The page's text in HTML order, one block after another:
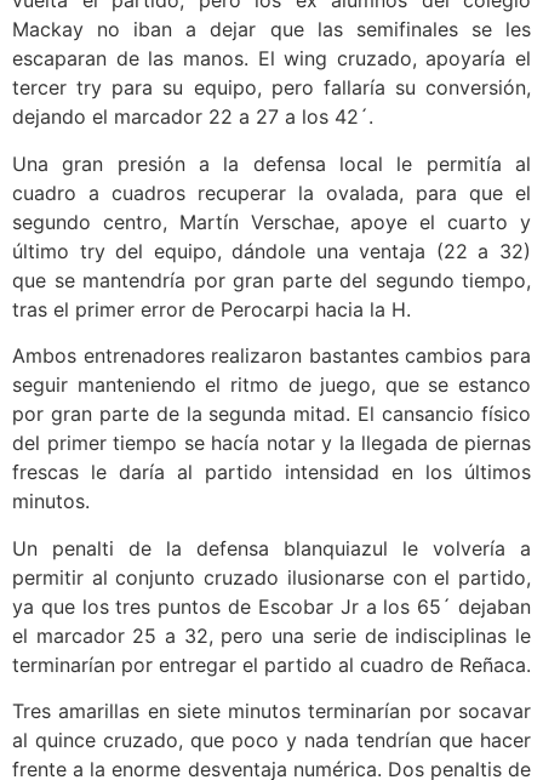
Mackay no iban a dejar que las semifinales se les
escaparan de las manos. El wing cruzado, apoyaría el
tercer try para su equipo, pero fallaría su conversión,
dejando el marcador 22 a 27 a los 42´.
Una gran presión a la defensa local le permitía al
cuadro a cuadros recuperar la ovalada, para que el
segundo centro, Martín Verschae, apoye el cuarto y
último try del equipo, dándole una ventaja (22 a 32)
que se mantendría por gran parte del segundo tiempo,
tras el primer error de Perocarpi hacia la H.
Ambos entrenadores realizaron bastantes cambios para
seguir manteniendo el ritmo de juego, que se estanco
por gran parte de la segunda mitad. El cansancio físico
del primer tiempo se hacía notar y la llegada de piernas
frescas le daría al partido intensidad en los últimos
minutos.
Un penalti de la defensa blanquiazul le volvería a
permitir al conjunto cruzado ilusionarse con el partido,
ya que los tres puntos de Escobar Jr a los 65´ dejaban
el marcador 25 a 32, pero una serie de indisciplinas le
terminarían por entregar el partido al cuadro de Reñaca.
Tres amarillas en siete minutos terminarían por socavar
al quince cruzado, que poco y nada tendrían que hacer
frente a la enorme desventaja numérica. Dos penaltis de